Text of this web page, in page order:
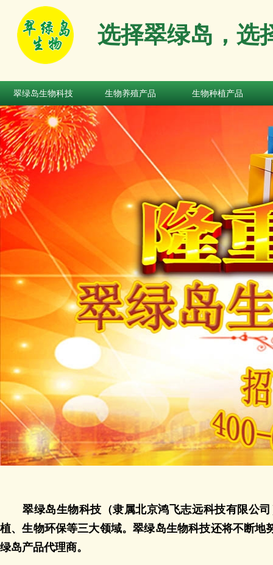
选择翠绿岛，选
翠绿岛生物科技
翠绿岛生物科技
生物养殖产品
生物养殖产品
生物种植产品
翠绿岛生物科技（隶属北京鸿飞志远科技有限公司
植、生物环保等三大领域。翠绿岛生物科技还将不断
绿岛产品代理商。